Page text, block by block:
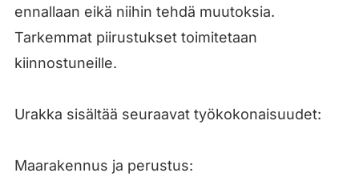
ennallaan eikä niihin tehdä muutoksia.
Tarkemmat piirustukset toimitetaan
kiinnostuneille.
Urakka sisältää seuraavat työkokonaisuudet:
Maarakennus ja perustus: